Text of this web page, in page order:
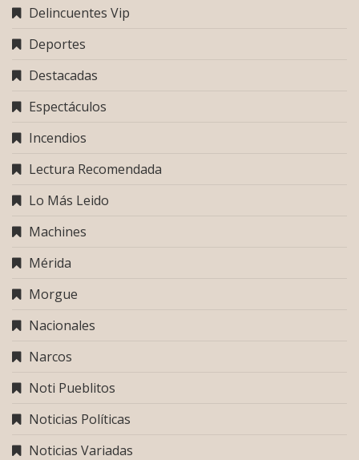
Delincuentes Vip
Deportes
Destacadas
Espectáculos
Incendios
Lectura Recomendada
Lo Más Leido
Machines
Mérida
Morgue
Nacionales
Narcos
Noti Pueblitos
Noticias Políticas
Noticias Variadas